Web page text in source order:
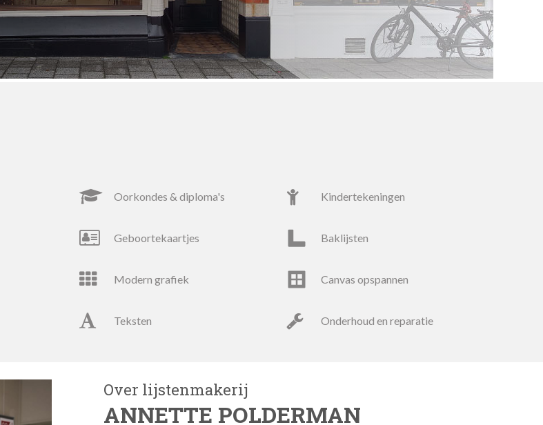
oorkondes & diploma's
geboortekaartjes
modern grafiek
teksten
kindertekeningen
baklijsten
canvas opspannen
onderhoud en reparatie
Over lijstenmakerij
ANNETTE POLDERMAN